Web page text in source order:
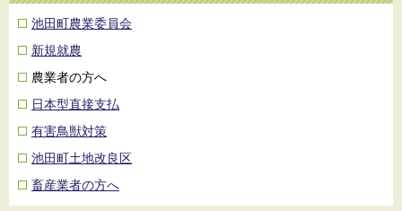
池田町農業委員会
新規就農
農業者の方へ
日本型直接支払
有害鳥獣対策
池田町土地改良区
畜産業者の方へ